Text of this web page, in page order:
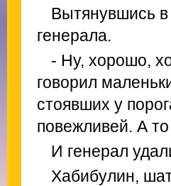
Вытянувшись в
генерала.
- Ну, хорошо,
говорил
стоявших у
повежливей. А то
И генерал
Хабибулин,